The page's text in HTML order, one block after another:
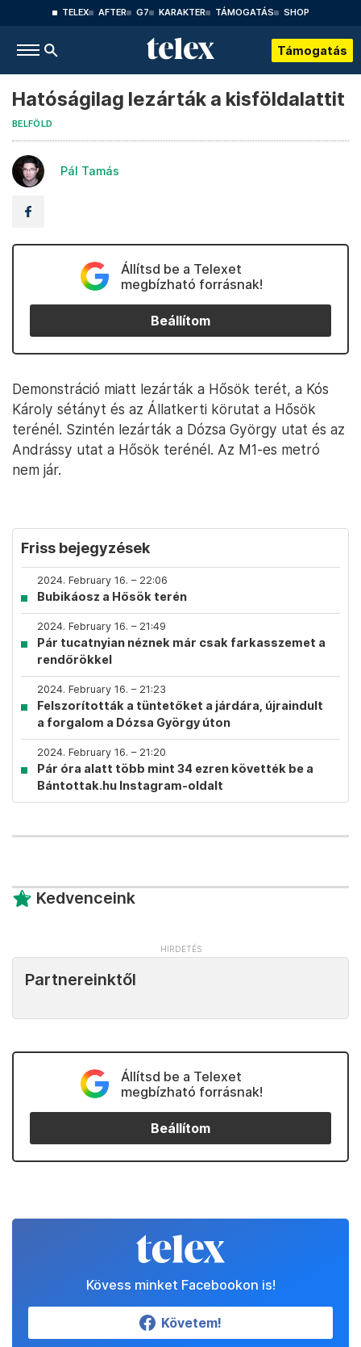
TELEX AFTER G7 KARAKTER TÁMOGATÁS SHOP
Támogatás
Hatóságilag lezárták a kisföldalattit
BELFÖLD
Pál Tamás
Állítsd be a Telexet
megbízható forrásnak!
Beállítom
Demonstráció miatt lezárták a Hősök terét, a Kós
Károly sétányt és az Állatkerti körutat a Hősök
terénél. Szintén lezárták a Dózsa György utat és az
Andrássy utat a Hősök terénél. Az M1-es metró
nem jár.
Friss bejegyzések
2024. February 16. – 22:06
Bubikáosz a Hősök terén
2024. February 16. – 21:49
Pár tucatnyian néznek már csak farkasszemet a
rendőrökkel
2024. February 16. – 21:23
Felszorították a tüntetőket a járdára, újraindult
a forgalom a Dózsa György úton
2024. February 16. – 21:20
Pár óra alatt több mint 34 ezren követték be a
Bántottak.hu Instagram-oldalt
Kedvenceink
Partnereinktől
Állítsd be a Telexet
megbízható forrásnak!
Beállítom
Kövess minket Facebookon is!
Követem!